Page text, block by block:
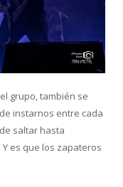
grupo, también se
instarnos entre cada
saltar hasta
es que los zapateros